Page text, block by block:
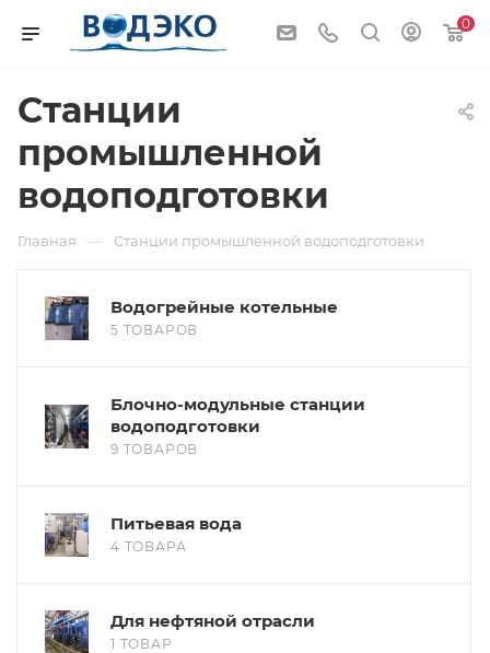
0
Станции
промышленной
водоподготовки
Главная — Станции промышленной водоподготовки
Водогрейные котельные
5 ТОВАРОВ
Блочно-модульные станции
водоподготовки
9 ТОВАРОВ
Питьевая вода
4 ТОВАРА
Для нефтяной отрасли
1 ТОВАР